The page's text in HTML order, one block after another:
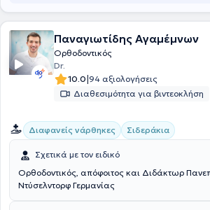
Παναγιωτίδης Αγαμέμνων
Ορθοδοντικός
Dr.
10.0|94 αξιολογήσεις
Διαθεσιμότητα για βιντεοκλήση
Διαφανείς νάρθηκες Σιδεράκια
Σχετικά με τον ειδικό
Ορθοδοντικός, απόφοιτος και Διδάκτωρ
Ντύσελντορφ Γερμανίας